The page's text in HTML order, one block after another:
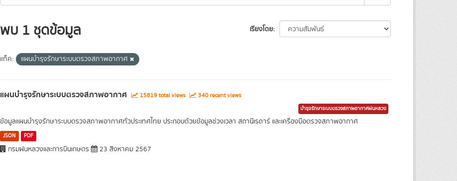
เรียงโดย
พบ 1 ชุดข้อมูล
แท็ค: แผนบำรุงรักษาระบบตรวจสภาพอากาศ
แผนบำรุงรักษาระบบตรวจสภาพอากาศ 15819 total views 340 recent views
บำรุงรักษาระบบตรวจสภาพอากาศฝนหลวง
ข้อมูลแผนบำรุงรักษาระบบตรวจสภาพอากาศทั่วประเทศไทย ประกอบด้วยข้อมูลช่วงเวลา สถานีเรดาร์ และเครื่องมือตรวจสภาพอากาศ
JSON PDF
กรมฝนหลวงและการบินเกษตร 23 สิงหาคม 2567